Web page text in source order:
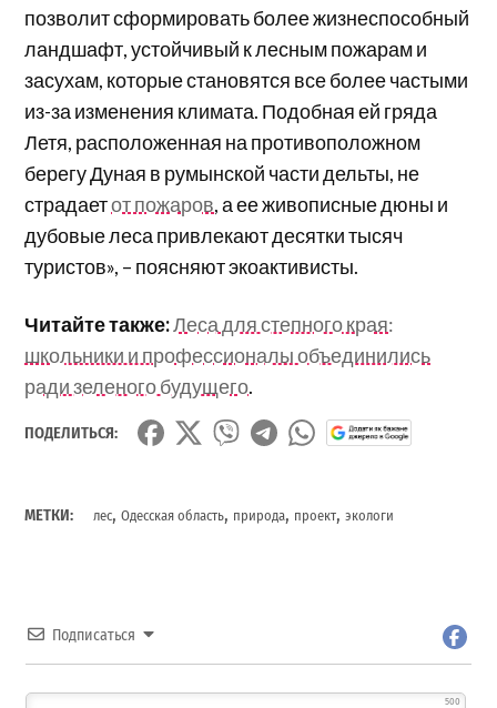
позволит сформировать более жизнеспособный
ландшафт, устойчивый к лесным пожарам и
засухам, которые становятся все более частыми
из-за изменения климата. Подобная ей гряда
Летя, расположенная на противоположном
берегу Дуная в румынской части дельты, не
страдаетот пожаров, а ее живописные дюны и
дубовые леса привлекают десятки тысяч
туристов», – поясняют экоактивисты.
Читайте также:Леса для степного края:
школьники и профессионалы объединились
ради зеленого будущего.
ПОДЕЛИТЬСЯ:
МЕТКИ: лес,Одесская область, природа, проект,экологи
Подписаться
500